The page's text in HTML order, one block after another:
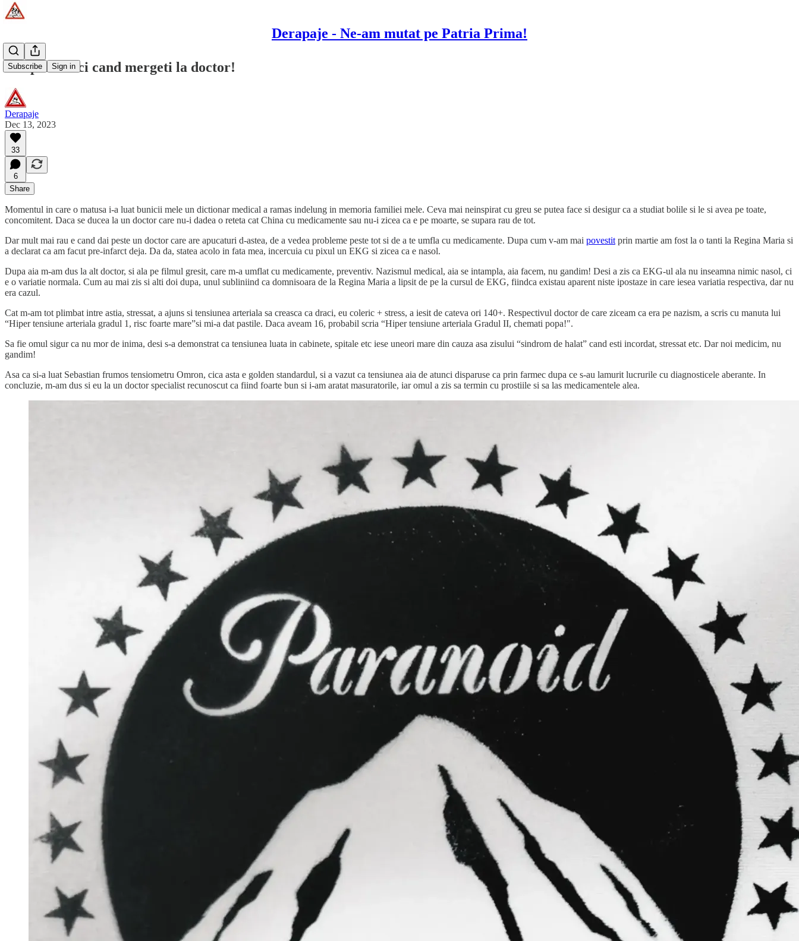
Derapaje - Ne-am mutat pe Patria Prima!
Subscribe Sign in
Fiti paranoici cand mergeti la doctor!
Derapaje
Dec 13, 2023
33
6
Share
Momentul in care o matusa i-a luat bunicii mele un dictionar medical a ramas indelung in memoria familiei mele. Ceva mai neinspirat cu greu se putea face si desigur ca a studiat bolile si le si avea pe toate,
concomitent. Daca se ducea la un doctor care nu-i dadea o reteta cat China cu medicamente sau nu-i zicea ca e pe moarte, se supara rau de tot.
Dar mult mai rau e cand dai peste un doctor care are apucaturi d-astea, de a vedea probleme peste tot si de a te umfla cu medicamente. Dupa cum v-am mai povestit prin martie am fost la o tanti la Regina Maria si
a declarat ca am facut pre-infarct deja. Da da, statea acolo in fata mea, incercuia cu pixul un EKG si zicea ca e nasol.
Dupa aia m-am dus la alt doctor, si ala pe filmul gresit, care m-a umflat cu medicamente, preventiv. Nazismul medical, aia se intampla, aia facem, nu gandim! Desi a zis ca EKG-ul ala nu inseamna nimic nasol, ci
e o variatie normala. Cum au mai zis si alti doi dupa, unul subliniind ca domnisoara de la Regina Maria a lipsit de pe la cursul de EKG, fiindca existau aparent niste ipostaze in care iesea variatia respectiva, dar nu
era cazul.
Cat m-am tot plimbat intre astia, stressat, a ajuns si tensiunea arteriala sa creasca ca draci, eu coleric + stress, a iesit de cateva ori 140+. Respectivul doctor de care ziceam ca era pe nazism, a scris cu manuta lui
“Hiper tensiune arteriala gradul 1, risc foarte mare”si mi-a dat pastile. Daca aveam 16, probabil scria “Hiper tensiune arteriala Gradul II, chemati popa!".
Sa fie omul sigur ca nu mor de inima, desi s-a demonstrat ca tensiunea luata in cabinete, spitale etc iese uneori mare din cauza asa zisului “sindrom de halat” cand esti incordat, stressat etc. Dar noi medicim, nu
gandim!
Asa ca si-a luat Sebastian frumos tensiometru Omron, cica asta e golden standardul, si a vazut ca tensiunea aia de atunci disparuse ca prin farmec dupa ce s-au lamurit lucrurile cu diagnosticele aberante. In
concluzie, m-am dus si eu la un doctor specialist recunoscut ca fiind foarte bun si i-am aratat masuratorile, iar omul a zis sa termin cu prostiile si sa las medicamentele alea.